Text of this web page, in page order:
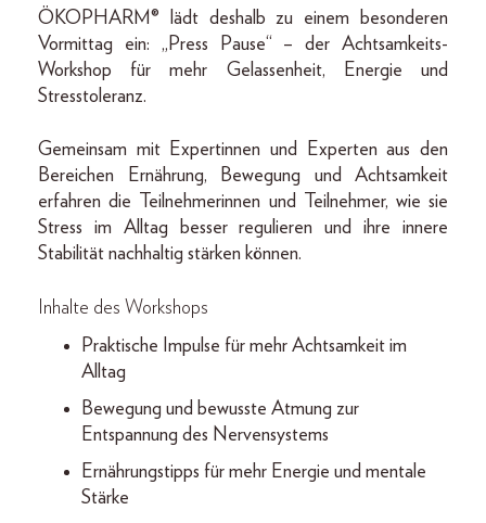
ÖKOPHARM® lädt deshalb zu einem besonderen
Vormittag ein: „Press Pause“ – der Achtsamkeits-
Workshop für mehr Gelassenheit, Energie und
Stresstoleranz.
Gemeinsam mit Expertinnen und Experten aus den
Bereichen Ernährung, Bewegung und Achtsamkeit
erfahren die Teilnehmerinnen und Teilnehmer, wie sie
Stress im Alltag besser regulieren und ihre innere
Stabilität nachhaltig stärken können.
Inhalte des Workshops
Praktische Impulse für mehr Achtsamkeit im
Alltag
Bewegung und bewusste Atmung zur
Entspannung des Nervensystems
Ernährungstipps für mehr Energie und mentale
Stärke